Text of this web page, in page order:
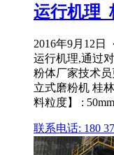
运行机理_
2016年9月12
运行机理,通过
粉体厂家技术
立式磨粉机 桂
料粒度】 :
联系电话: 180